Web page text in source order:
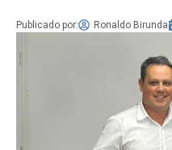
Publicado por: Ronaldo Birunda